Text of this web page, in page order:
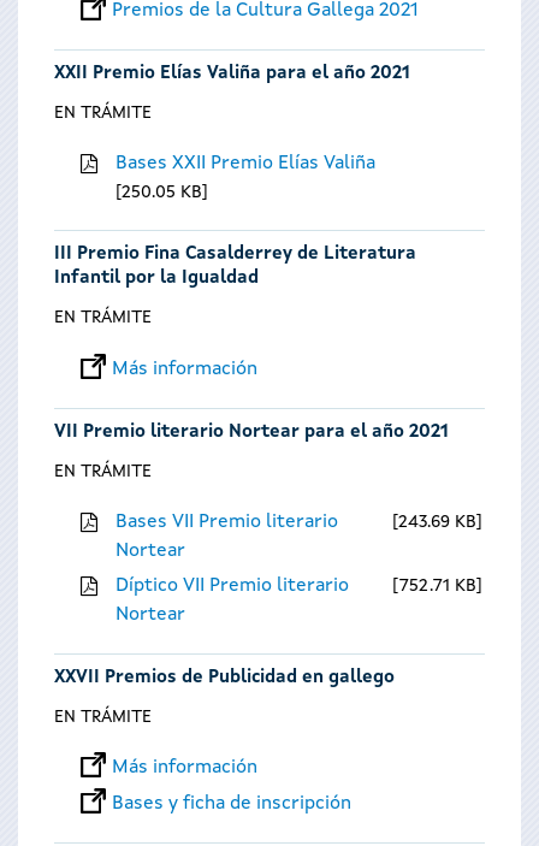
Premios de la Cultura Gallega 2021
XXII Premio Elías Valiña para el año 2021
EN TRÁMITE
Bases XXII Premio Elías Valiña
250.05 KB
III Premio Fina Casalderrey de Literatura
Infantil por la Igualdad
EN TRÁMITE
Más información
VII Premio literario Nortear para el año 2021
EN TRÁMITE
Bases VII Premio literario
Nortear
243.69 KB
Díptico VII Premio literario
Nortear
752.71 KB
XXVII Premios de Publicidad en gallego
EN TRÁMITE
Más información
Bases y ficha de inscripción